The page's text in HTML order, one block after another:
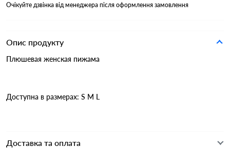
Очікуйте дзвінка від менеджера після оформлення замовлення
Опис продукту
Плюшевая женская пижама
Доступна в размерах: S M L
Доставка та оплата